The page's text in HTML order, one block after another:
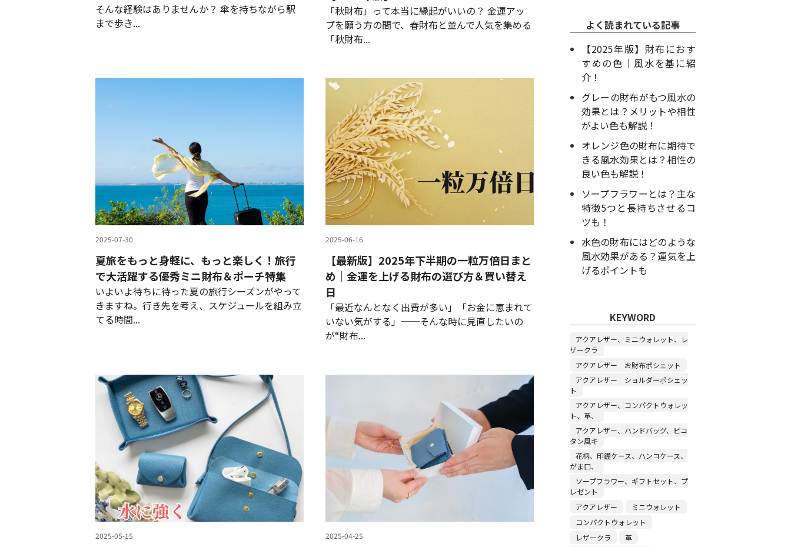
そんな経験はありませんか？ 傘を持ちながら駅
まで歩き...
「秋財布」って本当に縁起がいいの？ 金運アッ
プを願う方の間で、春財布と並んで人気を集める
「秋財布...
2025-07-30
夏旅をもっと身軽に、もっと楽しく！旅行
で大活躍する優秀ミニ財布＆ポーチ特集
いよいよ待ちに待った夏の旅行シーズンがやって
きますね。行き先を考え、スケジュールを組み立
てる時間...
2025-06-16
【最新版】2025年下半期の一粒万倍日まと
め｜金運を上げる財布の選び方＆買い替え
日
「最近なんとなく出費が多い」「お金に恵まれて
いない気がする」──そんな時に見直したいの
が“財布...
2025-05-15 2025-04-25
よく読まれている記事
【2025年版】財布におす
すめの色｜風水を基に紹
介！
グレーの財布がもつ風水の
効果とは？メリットや相性
がよい色も解説！
オレンジ色の財布に期待で
きる風水効果とは？相性の
良い色も解説！
ソープフラワーとは？主な
特徴5つと長持ちさせるコ
ツも！
水色の財布にはどのような
風水効果がある？運気を上
げるポイントも
KEYWORD
アクアレザー、ミニウォレット、レ
ザークラ
アクアレザー お財布ポシェット
アクアレザー ショルダーポシェッ
ト
アクアレザー、コンパクトウォレッ
ト、革、
アクアレザー、ハンドバッグ、ピコ
タン風キ
花柄、印鑑ケース、ハンコケース、
がま口、
ソープフラワー、ギフトセット、プ
レゼント
アクアレザー
ミニウォレット
コンパクトウォレット
レザークラ
革